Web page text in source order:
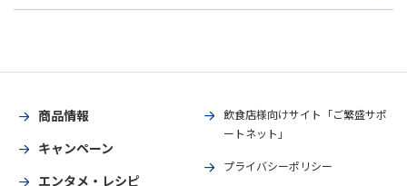
商品情報
キャンペーン
エンタメ・レシピ
飲食店様向けサイト「ご繁盛サポ
ートネット」
プライバシーポリシー